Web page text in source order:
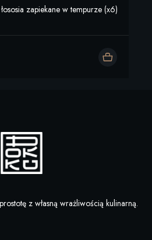
zapiekane w tempurze (x6)
z własną wrażliwością kulinarną.